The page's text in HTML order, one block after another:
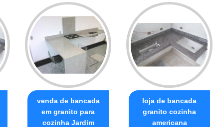
venda de bancada
em granito para
cozinha Jardim
loja de bancada
granito cozinha
americana